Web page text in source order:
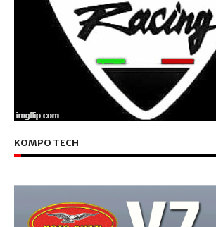
KOMPO TECH